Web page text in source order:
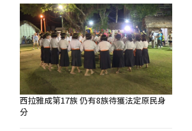
西拉雅成第17族 仍有8族待獲法定原民身
分